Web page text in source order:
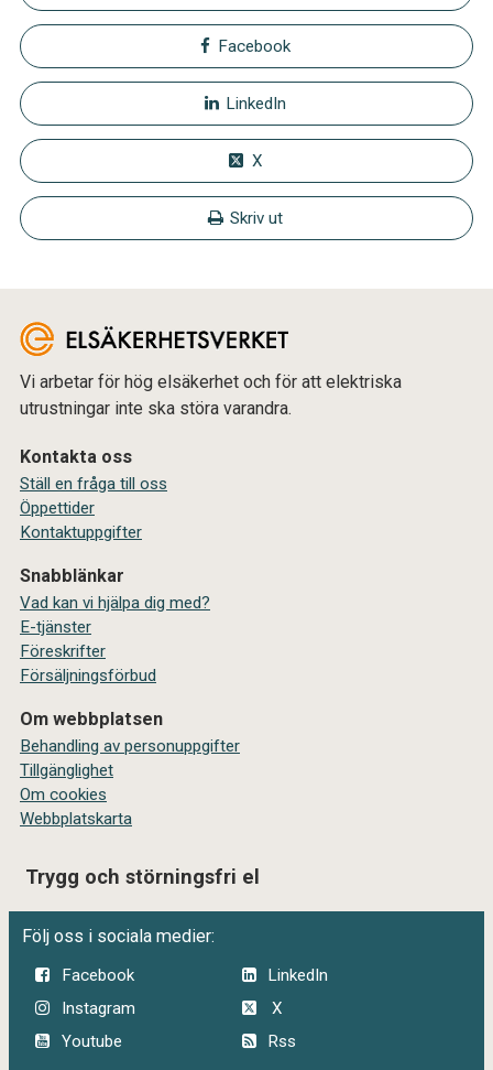
Facebook
LinkedIn
X
Skriv ut
Vi arbetar för hög elsäkerhet och för att elektriska
utrustningar inte ska störa varandra.
Kontakta oss
Ställ en fråga till oss
Öppettider
Kontaktuppgifter
Snabblänkar
Vad kan vi hjälpa dig med?
E-tjänster
Föreskrifter
Försäljningsförbud
Om webbplatsen
Behandling av personuppgifter
Tillgänglighet
Om cookies
Webbplatskarta
Trygg och störningsfri el
Följ oss i sociala medier:
Facebook
LinkedIn
Instagram
X
Youtube
Rss